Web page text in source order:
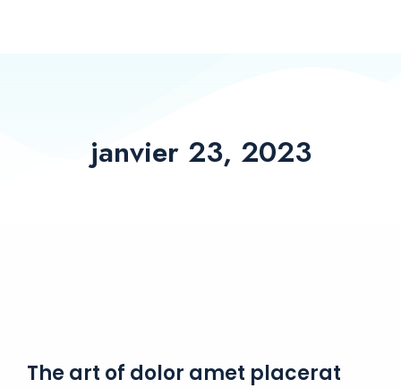
janvier 23, 2023
The art of dolor amet placerat